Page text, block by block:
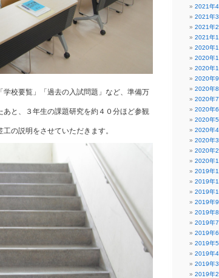
校要覧」「過去の入試問題」など、準備万
と、３年生の課題研究を約４０分ほど参観
の説明をさせていただきます。
2021年4
2021年3
2021年2
2021年1
2020年
2020年
2020年
2020年9
2020年8
2020年7
2020年6
2020年5
2020年4
2020年3
2020年2
2020年1
2019年
2019年
2019年
2019年9
2019年8
2019年7
2019年6
2019年5
2019年4
2019年3
2019年2